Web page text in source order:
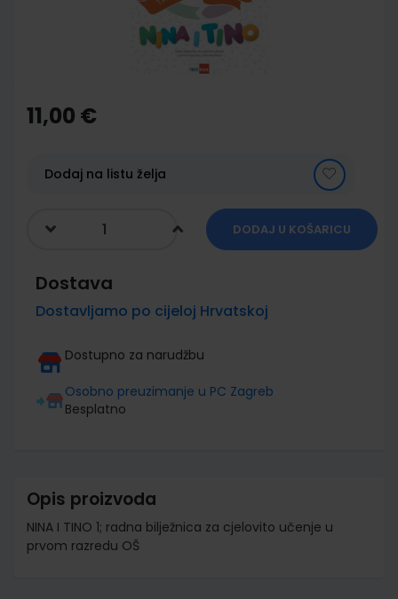
the
beginning
gallery
11,00 €
Dodaj na listu želja
DODAJ U KOŠARICU
Dostava
Dostavljamo po cijeloj Hrvatskoj
Dostupno za narudžbu
Osobno preuzimanje u PC Zagreb
Besplatno
Opis proizvoda
NINA I TINO 1; radna bilježnica za cjelovito učenje u
prvom razredu OŠ